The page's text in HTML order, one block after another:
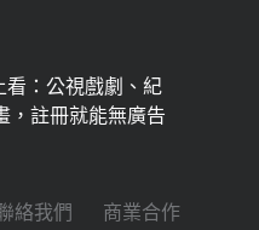
看：公視戲劇、紀
，註冊就能無廣告
絡我們 商業合作